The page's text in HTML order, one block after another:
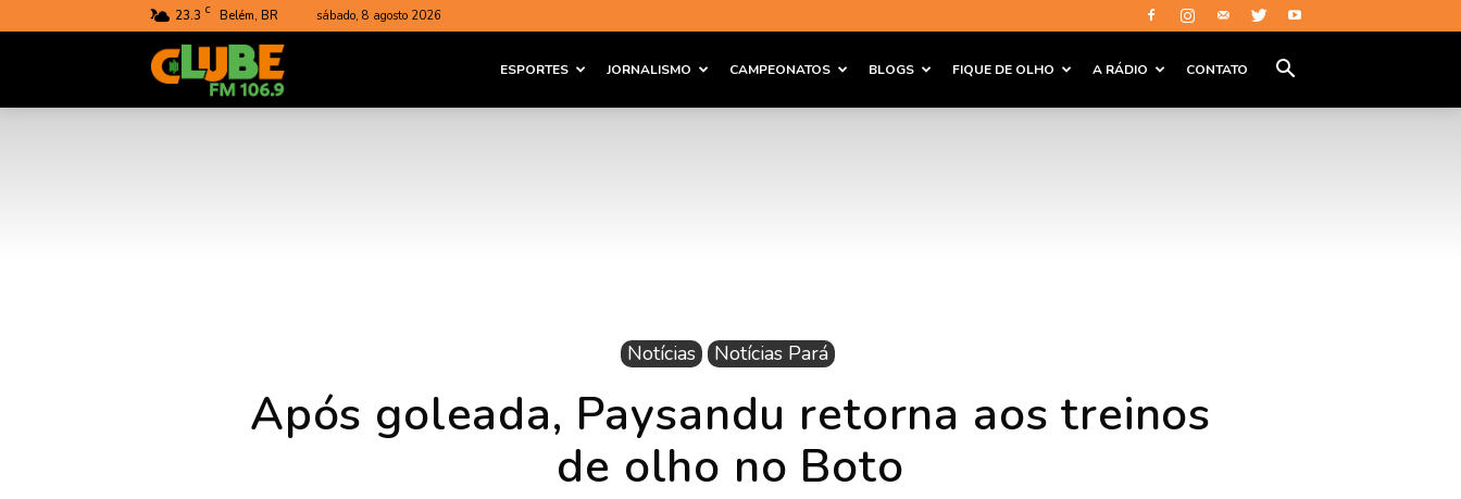
23.3 C Belém, BR sábado, 8 agosto 2026
ESPORTES JORNALISMO CAMPEONATOS BLOGS FIQUE DE OLHO A RÁDIO CONTATO
Notícias Notícias Pará
Após goleada, Paysandu retorna aos treinos
de olho no Boto